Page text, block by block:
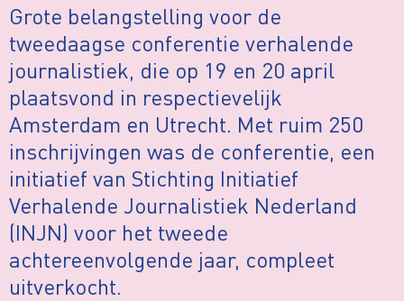
Grote belangstelling voor de
tweedaagse conferentie verhalende
journalistiek, die op 19 en 20 april
plaatsvond in respectievelijk
Amsterdam en Utrecht. Met ruim 250
inschrijvingen was de conferentie, een
initiatief van Stichting Initiatief
Verhalende Journalistiek Nederland
(INJN) voor het tweede
achtereenvolgende jaar, compleet
uitverkocht.